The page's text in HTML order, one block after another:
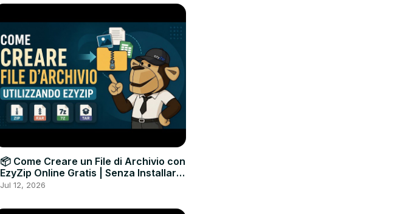
📦 Come Creare un File di Archivio con
EzyZip Online Gratis | Senza Installare
Software
Jul 12, 2026